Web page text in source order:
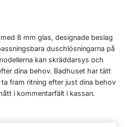
8 mm glas, designade beslag
duschlösningarna på
kan skräddarsys och
dina behov. Badhuset har tätt
fram ritning efter just dina behov
i kommentarfält i kassan.